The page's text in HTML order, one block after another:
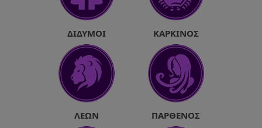
ΔΊΔΥΜΟΙ ΚΑΡΚΊΝΟΣ
ΛΈΩΝ ΠΑΡΘΈΝΟΣ